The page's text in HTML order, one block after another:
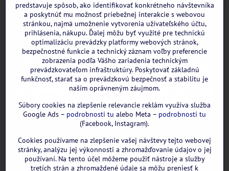
GOOGLE recenzie:
predstavuje spôsob, ako identifikovať konkrétneho návštevníka
a poskytnúť mu možnosť priebežnej interakcie s webovou
stránkou, najmä umožnenie vytvorenia užívateľského účtu,
prihlásenia, nákupu. Ďalej môžu byť využité pre technickú
optimalizáciu prevádzky platformy webových stránok,
bezpečnostné funkcie a technický záznam voľby preferencie
zobrazenia podľa Vášho zariadenia technickým
prevádzkovateľom infraštruktúry. Poskytovať základnú
funkčnosť, starať sa o prevádzkovú bezpečnosť a stabilitu je
naším oprávneným záujmom.
Súbory cookies na zlepšenie relevancie reklám využíva služba
Google Ads – podrobnosti tu alebo Meta – podrobnosti tu
(Facebook, Instagram).
Cookies používame na zlepšenie vašej návštevy tejto webovej
stránky, analýzu jej výkonnosti a zhromažďovanie údajov o jej
používaní. Na tento účel môžeme použiť nástroje a služby
tretích strán a zhromaždené údaje sa môžu preniesť k